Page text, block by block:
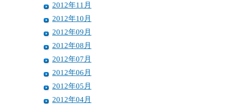
2012年11月
2012年10月
2012年09月
2012年08月
2012年07月
2012年06月
2012年05月
2012年04月